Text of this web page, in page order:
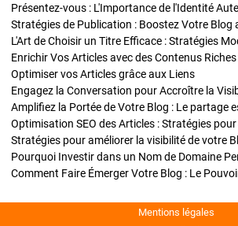
Présentez-vous : L'Importance de l'Identité
L'Art de Choisir un Titre Efficace : Stratégies
Optimiser vos Articles grâce aux Liens
Engagez la Conversation pour Accroître la
Amplifiez la Portée de Votre Blog : Le partage
Mentions légales